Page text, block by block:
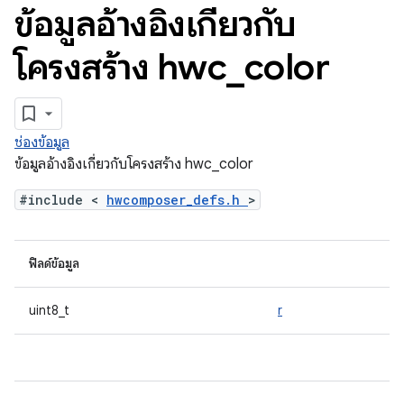
ข้อมูลอ้างอิงเกี่ยวกับ
โครงสร้าง hwc color
ช่องข้อมูล
ข้อมูลอ้างอิงเกี่ยวกับโครงสร้าง hwc_color
#include < hwcomposer_defs.h >
ฟิลด์ข้อมูล
uint8_t r